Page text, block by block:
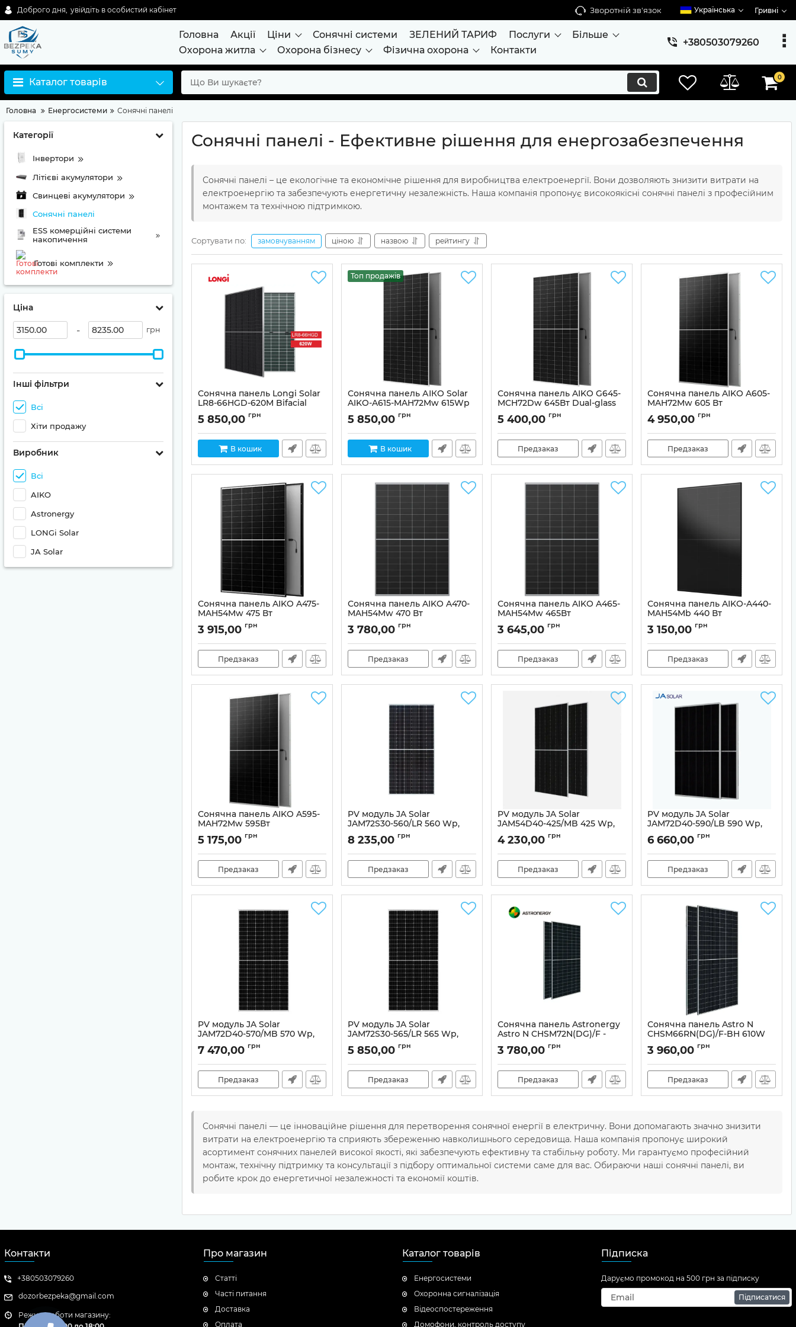
Доброго дня, увійдіть в особистий кабінет Зворотній зв'язок Українська Гривні
Головна Акції Ціни Сонячні системи ЗЕЛЕНИЙ ТАРИФ Послуги
Більше
Охорона житла
Охорона бізнесу Фізична охорона Контакти
+380503079260
Каталог товарів 0
Головна Енергосистеми Сонячні панелі
Категорії
Інвертори
Літієві акумулятори
Свинцеві акумулятори
Сонячні панелі
ESS комерційні системи
накопичення
Готові комплекти
Ціна
- грн
Інші фільтри
Всі
Хіти продажу
Виробник
Всі
AIKO
Astronergy
LONGi Solar
JA Solar
Сонячні панелі - Ефективне рішення для енергозабезпечення
Сонячні панелі – це екологічне та економічне рішення для виробництва електроенергії. Вони дозволяють знизити витрати на
електроенергію та забезпечують енергетичну незалежність. Наша компанія пропонує високоякісні сонячні панелі з професійним
монтажем та технічною підтримкою.
Сортувати по: замовчуванням ціною назвою рейтингу
Сонячна панель Longi Solar
LR8-66HGD-620M Bifacial
(двостороння)
5 850,00 грн
В кошик
Топ продажів
Сонячна панель АІКО Solar
AIKO-A615-MAH72Mw 615Wp
N-type АВС Monofacial
5 850,00 грн
В кошик
Сонячна панель AIKO G645-
MCH72Dw 645Вт Dual-glass
Bifacial (двостороння)
Артикул: 99-00022891
5 400,00 грн
Предзаказ
Сонячна панель AIKO A605-
MAH72Mw 605 Вт
Артикул: 99-10024620
4 950,00 грн
Предзаказ
Сонячна панель AIKO A475-
MAH54Mw 475 Вт
Артикул: 99-10025375
3 915,00 грн
Предзаказ
Сонячна панель AIKO A470-
MAH54Mw 470 Вт
Артикул: 99-10025928
3 780,00 грн
Предзаказ
Сонячна панель AIKO A465-
MAH54Mw 465Вт
Артикул: 99-10024621
3 645,00 грн
Предзаказ
Сонячна панель AIKO-A440-
MAH54Mb 440 Вт
Артикул: 99-00024458
3 150,00 грн
Предзаказ
Сонячна панель AIKO A595-
MAH72Mw 595Вт
Артикул: 99-00022892
5 175,00 грн
Предзаказ
PV модуль JA Solar
JAM72S30-560/LR 560 Wp,
Артикул: 20044
8 235,00 грн
Предзаказ
PV модуль JA Solar
JAM54D40-425/MB 425 Wp,
Артикул: 19374
4 230,00 грн
Предзаказ
PV модуль JA Solar
JAM72D40-590/LB 590 Wp,
Артикул: 20271
6 660,00 грн
Предзаказ
PV модуль JA Solar
JAM72D40-570/MB 570 Wp,
Артикул: 18546
7 470,00 грн
Предзаказ
PV модуль JA Solar
JAM72S30-565/LR 565 Wp,
Артикул: 19360
5 850,00 грн
Предзаказ
Сонячна панель Astronergy
Astro N CHSM72N(DG)/F -
585W Bifacial
3 780,00 грн
Предзаказ
Сонячна панель Astro N
CHSM66RN(DG)/F-BH 610W
3 960,00 грн
Предзаказ
Сонячні панелі — це інноваційне рішення для перетворення сонячної енергії в електричну. Вони допомагають значно знизити
витрати на електроенергію та сприяють збереженню навколишнього середовища. Наша компанія пропонує широкий
асортимент сонячних панелей високої якості, які забезпечують ефективну та стабільну роботу. Ми гарантуємо професійний
монтаж, технічну підтримку та консультації з підбору оптимальної системи саме для вас. Обираючи наші сонячні панелі, ви
робите крок до енергетичної незалежності та економії коштів.
Контакти
+380503079260
dozorbezpeka@gmail.com
Режим роботи магазину:
Про магазин
Статті
Часті питання
Доставка
Оплата
Каталог товарів
Енергосистеми
Охоронна сигналізація
Відеоспостереження
Домофони, контроль доступу
Підписка
Даруємо промокод на 500 грн за підписку
Підписатися